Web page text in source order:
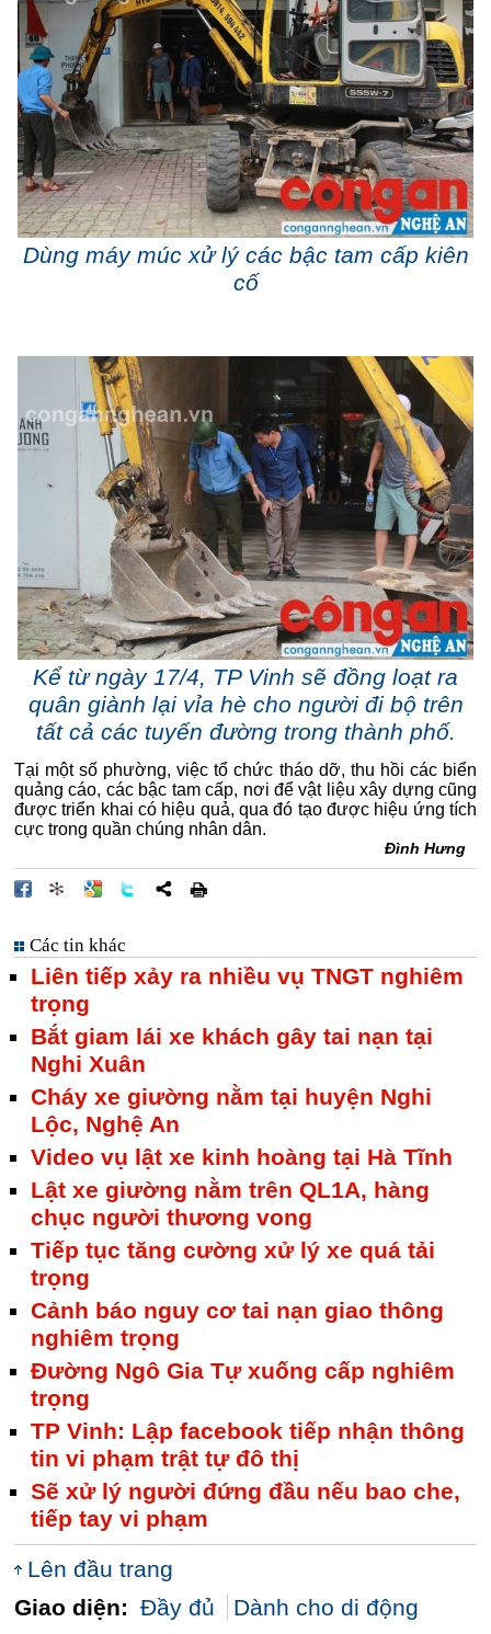
Dùng máy múc xử lý các bậc tam cấp kiên
cố
Kể từ ngày 17/4, TP Vinh sẽ đồng loạt ra
quân giành lại vỉa hè cho người đi bộ trên
tất cả các tuyến đường trong thành phố.
Tại một số phường, việc tổ chức tháo dỡ, thu hồi các biển
quảng cáo, các bậc tam cấp, nơi để vật liệu xây dựng cũng
được triển khai có hiệu quả, qua đó tạo được hiệu ứng tích
cực trong quần chúng nhân dân.
Đình Hưng
Các tin khác
Liên tiếp xảy ra nhiều vụ TNGT nghiêm
trọng
Bắt giam lái xe khách gây tai nạn tại
Nghi Xuân
Cháy xe giường nằm tại huyện Nghi
Lộc, Nghệ An
Video vụ lật xe kinh hoàng tại Hà Tĩnh
Lật xe giường nằm trên QL1A, hàng
chục người thương vong
Tiếp tục tăng cường xử lý xe quá tải
trọng
Cảnh báo nguy cơ tai nạn giao thông
nghiêm trọng
Đường Ngô Gia Tự xuống cấp nghiêm
trọng
TP Vinh: Lập facebook tiếp nhận thông
tin vi phạm trật tự đô thị
Sẽ xử lý người đứng đầu nếu bao che,
tiếp tay vi phạm
Lên đầu trang
Giao diện: Đầy đủ Dành cho di động